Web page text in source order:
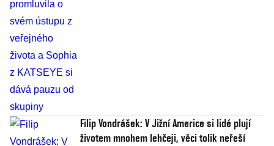
Filip Vondrášek: V Jižní Americe si lidé plují
životem mnohem lehčeji, věci tolik neřeší